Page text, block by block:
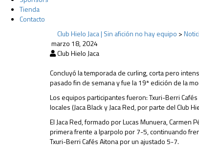
Tienda
Contacto
Club Hielo Jaca | Sin afición no hay equipo >
marzo 18, 2024
Club Hielo Jaca
Concluyó la temporada de curling, corta pero
pasado fin de semana y fue la 19ª edición de la
Los equipos participantes fueron: Txuri-Berri
locales (Jaca Black y Jaca Red, por parte del Club
El Jaca Red, formado por Lucas Munuera,
primera frente a Iparpolo por 7-5, continuando
Txuri-Berri Cafés Aitona por un ajustado 5-7.